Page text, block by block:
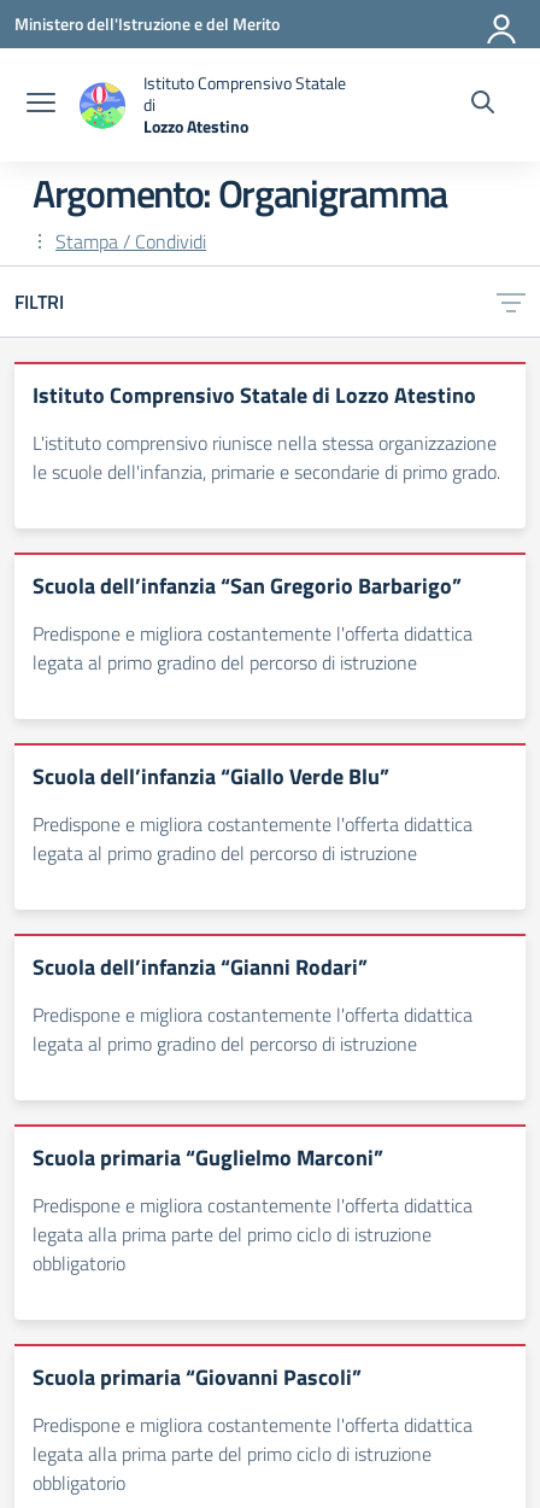
Vai ai contenuti
Vai al menu di navigazione
Vai al footer
Ministero dell'Istruzione e del Merito
Istituto Comprensivo Statale
di
Lozzo Atestino
Argomento: Organigramma
Stampa / Condividi
FILTRI
Istituto Comprensivo Statale di Lozzo Atestino
L'istituto comprensivo riunisce nella stessa organizzazione
le scuole dell'infanzia, primarie e secondarie di primo grado.
Scuola dell’infanzia “San Gregorio Barbarigo”
Predispone e migliora costantemente l'offerta didattica
legata al primo gradino del percorso di istruzione
Scuola dell’infanzia “Giallo Verde Blu”
Predispone e migliora costantemente l'offerta didattica
legata al primo gradino del percorso di istruzione
Scuola dell’infanzia “Gianni Rodari”
Predispone e migliora costantemente l'offerta didattica
legata al primo gradino del percorso di istruzione
Scuola primaria “Guglielmo Marconi”
Predispone e migliora costantemente l'offerta didattica
legata alla prima parte del primo ciclo di istruzione
obbligatorio
Scuola primaria “Giovanni Pascoli”
Predispone e migliora costantemente l'offerta didattica
legata alla prima parte del primo ciclo di istruzione
obbligatorio